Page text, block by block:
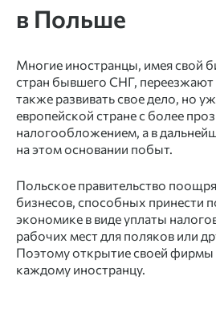
в Польше
Многие иностранцы, имея свой
стран бывшего СНГ,
также развивать свое дело, но
европейской стране с более
налогообложением, а в
на этом основании побыт.
Польское правительство
бизнесов, способных принести
экономике в виде уплаты
рабочих мест для поляков или
Поэтому открытие своей фирмы
каждому иностранцу.